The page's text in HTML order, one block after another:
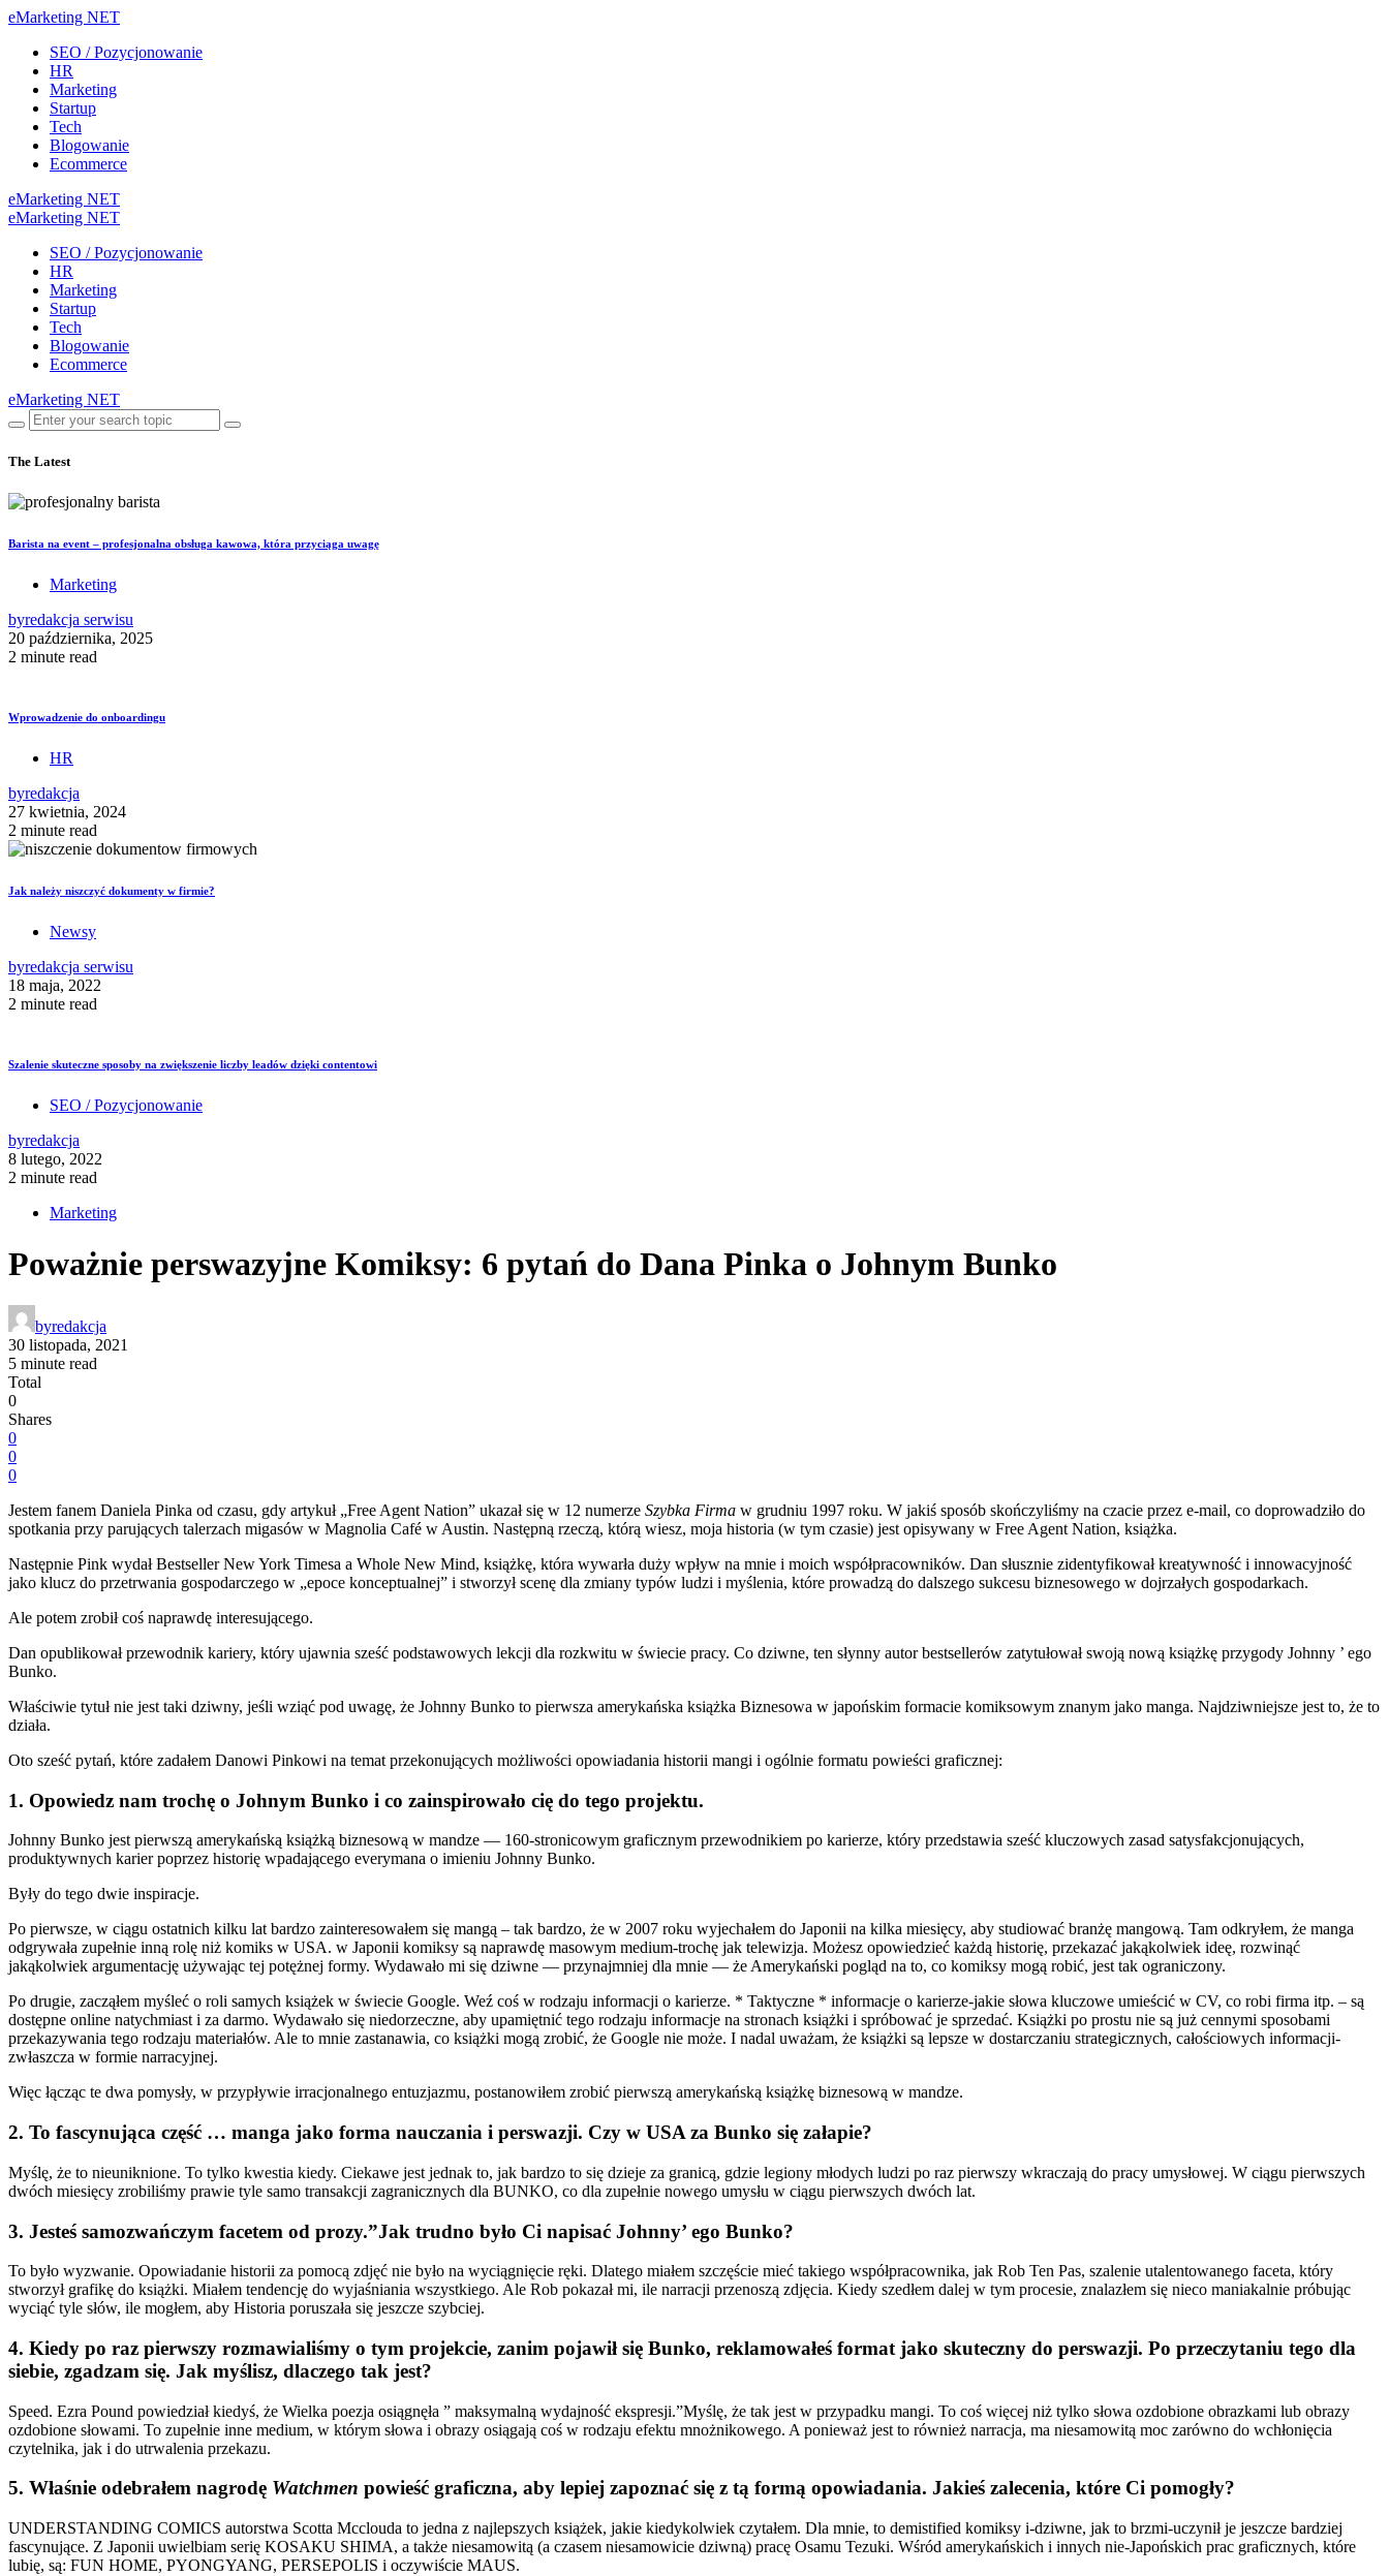
eMarketing NET
SEO / Pozycjonowanie
HR
Marketing
Startup
Tech
Blogowanie
Ecommerce
eMarketing NET
eMarketing NET
SEO / Pozycjonowanie
HR
Marketing
Startup
Tech
Blogowanie
Ecommerce
eMarketing NET
The Latest
Barista na event – profesjonalna obsługa kawowa, która przyciąga uwagę
Marketing
byredakcja serwisu
20 października, 2025
2 minute read
Wprowadzenie do onboardingu
HR
byredakcja
27 kwietnia, 2024
2 minute read
Jak należy niszczyć dokumenty w firmie?
Newsy
byredakcja serwisu
18 maja, 2022
2 minute read
Szalenie skuteczne sposoby na zwiększenie liczby leadów dzięki contentowi
SEO / Pozycjonowanie
byredakcja
8 lutego, 2022
2 minute read
Marketing
Poważnie perswazyjne Komiksy: 6 pytań do Dana Pinka o Johnym Bunko
byredakcja
30 listopada, 2021
5 minute read
Total
0
Shares
0
0
0
Jestem fanem Daniela Pinka od czasu, gdy artykuł „Free Agent Nation” ukazał się w 12 numerze Szybka Firma w grudniu 1997 roku. W jakiś sposób skończyliśmy na czacie przez e-mail, co doprowadziło do
spotkania przy parujących talerzach migasów w Magnolia Café w Austin. Następną rzeczą, którą wiesz, moja historia (w tym czasie) jest opisywany w Free Agent Nation, książka.
Następnie Pink wydał Bestseller New York Timesa a Whole New Mind, książkę, która wywarła duży wpływ na mnie i moich współpracowników. Dan słusznie zidentyfikował kreatywność i innowacyjność
jako klucz do przetrwania gospodarczego w „epoce konceptualnej” i stworzył scenę dla zmiany typów ludzi i myślenia, które prowadzą do dalszego sukcesu biznesowego w dojrzałych gospodarkach.
Ale potem zrobił coś naprawdę interesującego.
Dan opublikował przewodnik kariery, który ujawnia sześć podstawowych lekcji dla rozkwitu w świecie pracy. Co dziwne, ten słynny autor bestsellerów zatytułował swoją nową książkę przygody Johnny ’ ego
Bunko.
Właściwie tytuł nie jest taki dziwny, jeśli wziąć pod uwagę, że Johnny Bunko to pierwsza amerykańska książka Biznesowa w japońskim formacie komiksowym znanym jako manga. Najdziwniejsze jest to, że to
działa.
Oto sześć pytań, które zadałem Danowi Pinkowi na temat przekonujących możliwości opowiadania historii mangi i ogólnie formatu powieści graficznej:
1. Opowiedz nam trochę o Johnym Bunko i co zainspirowało cię do tego projektu.
Johnny Bunko jest pierwszą amerykańską książką biznesową w mandze — 160-stronicowym graficznym przewodnikiem po karierze, który przedstawia sześć kluczowych zasad satysfakcjonujących,
produktywnych karier poprzez historię wpadającego everymana o imieniu Johnny Bunko.
Były do tego dwie inspiracje.
Po pierwsze, w ciągu ostatnich kilku lat bardzo zainteresowałem się mangą – tak bardzo, że w 2007 roku wyjechałem do Japonii na kilka miesięcy, aby studiować branżę mangową. Tam odkryłem, że manga
odgrywała zupełnie inną rolę niż komiks w USA. w Japonii komiksy są naprawdę masowym medium-trochę jak telewizja. Możesz opowiedzieć każdą historię, przekazać jakąkolwiek ideę, rozwinąć
jakąkolwiek argumentację używając tej potężnej formy. Wydawało mi się dziwne — przynajmniej dla mnie — że Amerykański pogląd na to, co komiksy mogą robić, jest tak ograniczony.
Po drugie, zacząłem myśleć o roli samych książek w świecie Google. Weź coś w rodzaju informacji o karierze. * Taktyczne * informacje o karierze-jakie słowa kluczowe umieścić w CV, co robi firma itp. – są
dostępne online natychmiast i za darmo. Wydawało się niedorzeczne, aby upamiętnić tego rodzaju informacje na stronach książki i spróbować je sprzedać. Książki po prostu nie są już cennymi sposobami
przekazywania tego rodzaju materiałów. Ale to mnie zastanawia, co książki mogą zrobić, że Google nie może. I nadal uważam, że książki są lepsze w dostarczaniu strategicznych, całościowych informacji-
zwłaszcza w formie narracyjnej.
Więc łącząc te dwa pomysły, w przypływie irracjonalnego entuzjazmu, postanowiłem zrobić pierwszą amerykańską książkę biznesową w mandze.
2. To fascynująca część … manga jako forma nauczania i perswazji. Czy w USA za Bunko się załapie?
Myślę, że to nieuniknione. To tylko kwestia kiedy. Ciekawe jest jednak to, jak bardzo to się dzieje za granicą, gdzie legiony młodych ludzi po raz pierwszy wkraczają do pracy umysłowej. W ciągu pierwszych
dwóch miesięcy zrobiliśmy prawie tyle samo transakcji zagranicznych dla BUNKO, co dla zupełnie nowego umysłu w ciągu pierwszych dwóch lat.
3. Jesteś samozwańczym facetem od prozy.”Jak trudno było Ci napisać Johnny’ ego Bunko?
To było wyzwanie. Opowiadanie historii za pomocą zdjęć nie było na wyciągnięcie ręki. Dlatego miałem szczęście mieć takiego współpracownika, jak Rob Ten Pas, szalenie utalentowanego faceta, który
stworzył grafikę do książki. Miałem tendencję do wyjaśniania wszystkiego. Ale Rob pokazał mi, ile narracji przenoszą zdjęcia. Kiedy szedłem dalej w tym procesie, znalazłem się nieco maniakalnie próbując
wyciąć tyle słów, ile mogłem, aby Historia poruszała się jeszcze szybciej.
4. Kiedy po raz pierwszy rozmawialiśmy o tym projekcie, zanim pojawił się Bunko, reklamowałeś format jako skuteczny do perswazji. Po przeczytaniu tego dla
siebie, zgadzam się. Jak myślisz, dlaczego tak jest?
Speed. Ezra Pound powiedział kiedyś, że Wielka poezja osiągnęła ” maksymalną wydajność ekspresji.”Myślę, że tak jest w przypadku mangi. To coś więcej niż tylko słowa ozdobione obrazkami lub obrazy
ozdobione słowami. To zupełnie inne medium, w którym słowa i obrazy osiągają coś w rodzaju efektu mnożnikowego. A ponieważ jest to również narracja, ma niesamowitą moc zarówno do wchłonięcia
czytelnika, jak i do utrwalenia przekazu.
5. Właśnie odebrałem nagrodę Watchmen powieść graficzna, aby lepiej zapoznać się z tą formą opowiadania. Jakieś zalecenia, które Ci pomogły?
UNDERSTANDING COMICS autorstwa Scotta Mcclouda to jedna z najlepszych książek, jakie kiedykolwiek czytałem. Dla mnie, to demistified komiksy i-dziwne, jak to brzmi-uczynił je jeszcze bardziej
fascynujące. Z Japonii uwielbiam serię KOSAKU SHIMA, a także niesamowitą (a czasem niesamowicie dziwną) pracę Osamu Tezuki. Wśród amerykańskich i innych nie-Japońskich prac graficznych, które
lubię, są: FUN HOME, PYONGYANG, PERSEPOLIS i oczywiście MAUS.